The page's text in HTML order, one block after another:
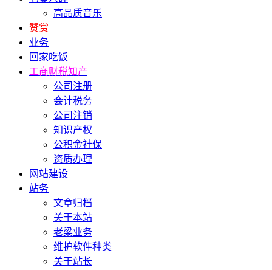
高品质音乐
赞赏
业务
回家吃饭
工商财税知产
公司注册
会计税务
公司注销
知识产权
公积金社保
资质办理
网站建设
站务
文章归档
关于本站
老梁业务
维护软件种类
关于站长